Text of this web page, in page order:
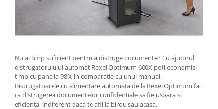
Camasi
Pantaloni
Pantaloni cu pieptar
Impermeabile
Veste
Reflectorizante
Incaltaminte
Nu ai timp suficient pentru a distruge documente? Cu ajutorul
distrugatorulului automat Rexel Optimum 600X poti economisi
timp cu pana la 98% in comparatie cu unul manual.
Distrugatoarele cu alimentare automata de la Rexel Optimum fac
ca distrugerea documentelor confidentiale sa fie usoara si
eficienta, indiferent daca te afli la birou sau acasa.